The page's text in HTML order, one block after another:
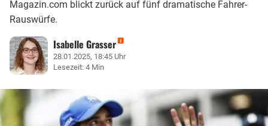
Magazin.com blickt zurück auf fünf dramatische Fahrer-
Rauswürfe.
Isabelle Grasser
28.01.2025, 18:45 Uhr
Lesezeit: 4 Min